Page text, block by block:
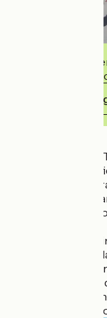
Cet
accueillir des
Voir ses
Dijon Bourgogne
de tourisme
Registre des
auprès d'Atout
touristiques
Prestations pour
patrimoine, le
l'hébergement,
City Pass, circuits
Formules
Programmation